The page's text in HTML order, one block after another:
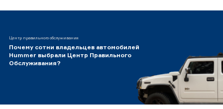
Центр правильного обслуживания
Почему сотни владельцев автомобилей
Hummer выбрали Центр Правильного
Обслуживания?